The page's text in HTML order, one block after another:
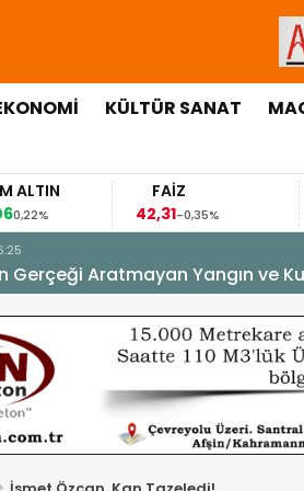
KÜLTÜR SANAT
FAİZ
42,31-0,35%
GÜMÜŞ
88,60
Gerçeği Aratmayan Yangın ve